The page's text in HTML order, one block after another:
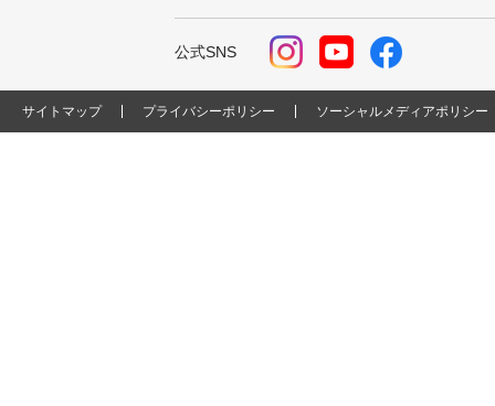
公式SNS
サイトマップ プライバシーポリシー ソーシャルメディアポリシー